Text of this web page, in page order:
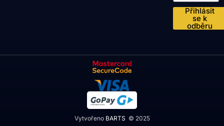
Přihlásit
se k
odběru
Vytvořeno BARTS © 2025